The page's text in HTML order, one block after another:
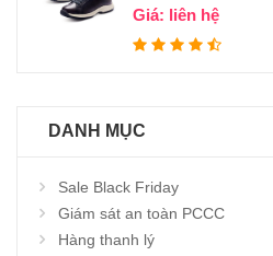
Giá: liên hệ
DANH MỤC
Sale Black Friday
Giám sát an toàn PCCC
Hàng thanh lý